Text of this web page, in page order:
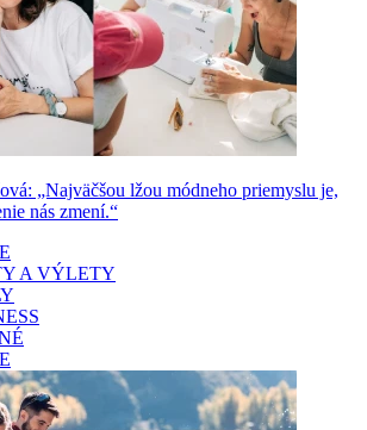
„Najväčšou lžou módneho priemyslu je,
nás zmení.“
A VÝLETY